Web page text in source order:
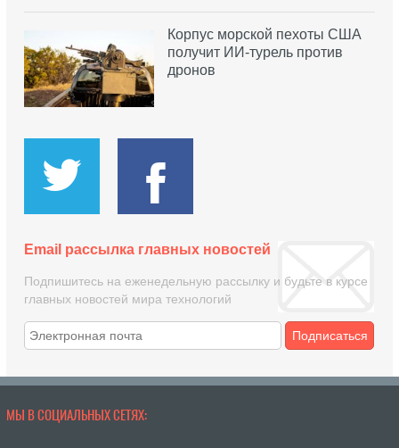
Корпус морской пехоты США
получит ИИ-турель против
дронов
Email рассылка главных новостей
Подпишитесь на еженедельную рассылку и будьте в курсе
главных новостей мира технологий
Подписаться
МЫ В СОЦИАЛЬНЫХ СЕТЯХ: